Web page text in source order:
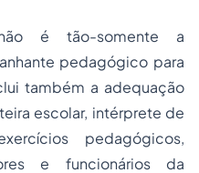
é tão-somente a
pedagógico para
também a adequação
escolar, intérprete de
pedagógicos,
e funcionários da